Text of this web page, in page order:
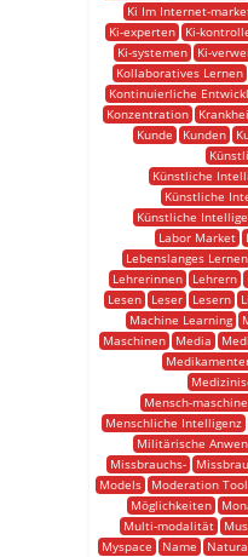
Ki Im Internet-
Ki-experten
Ki-
Ki-systemen
Ki-
Kollaboratives Lernen
Kontinuierliche
Konzentration
Kunde
Kunden
Künstliche
Künstliche
Künstliche
Labor Market
Lebenslanges Lernen
Lehrerinnen
Lehrern
Lesen
Leser Lesern
Machine Learning
Maschinen
Media
Mensch-
Menschliche Intelligenz
Militärische
Missbrauchs-
Models
Moderation
Möglichkeiten
Multi-modalität
Myspace
Name